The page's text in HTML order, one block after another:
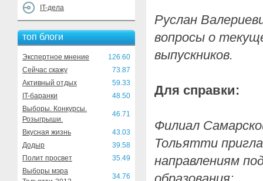
IT-дела
топ блоги
Экспертное мнение
126.60
Сейчас скажу
73.87
Активный отдых
59.33
IT-баранки
48.50
Выборы. Конкурсы.
Розыгрыши.
46.71
Вкусная жизнь
43.03
Додыр
39.58
Полит просвет
35.49
Выборы мэра
34.76
Руслан
вопросы о
выпускников.
Для справки:
Филиал
Тольятти
направлениям